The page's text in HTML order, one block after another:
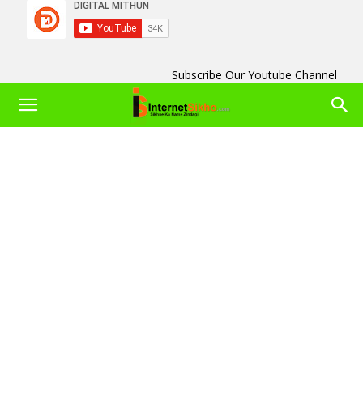
Subscribe Our Youtube Channel